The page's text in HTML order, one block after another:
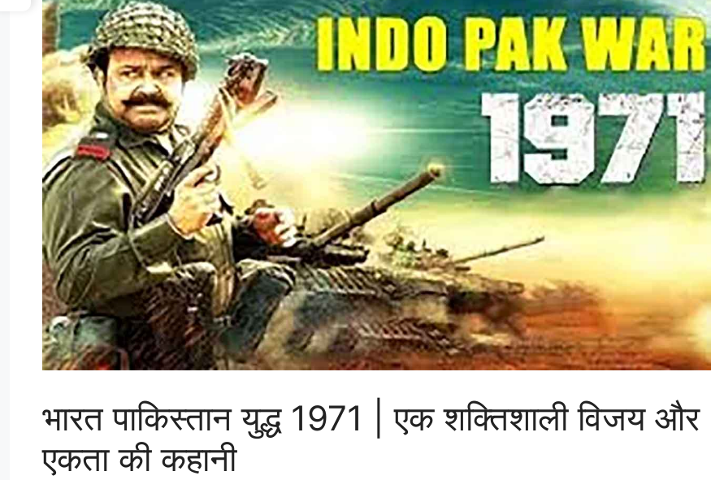
भारत पाकिस्तान युद्ध 1971 | एक शक्तिशाली विजय और
एकता की कहानी